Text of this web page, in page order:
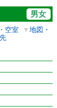
男女
空室 ▼地図・